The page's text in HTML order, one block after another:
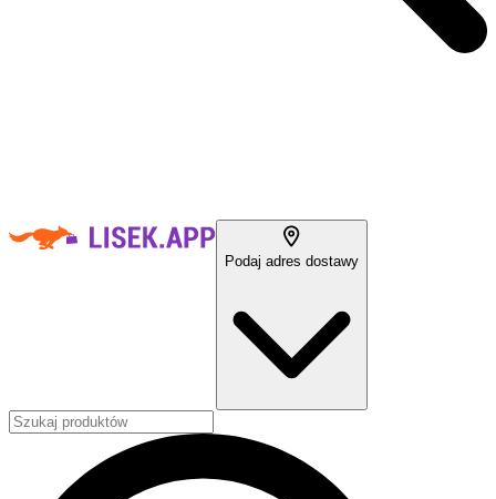
Podaj adres dostawy